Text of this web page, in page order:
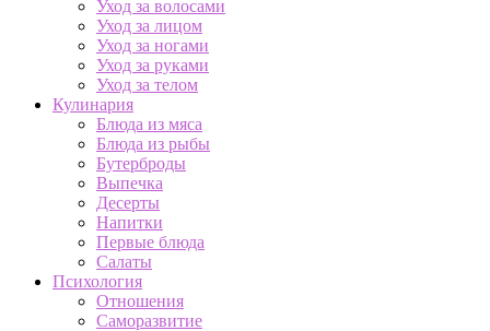
Уход за волосами
Уход за лицом
Уход за ногами
Уход за руками
Уход за телом
Кулинария
Блюда из мяса
Блюда из рыбы
Бутерброды
Выпечка
Десерты
Напитки
Первые блюда
Салаты
Психология
Отношения
Саморазвитие